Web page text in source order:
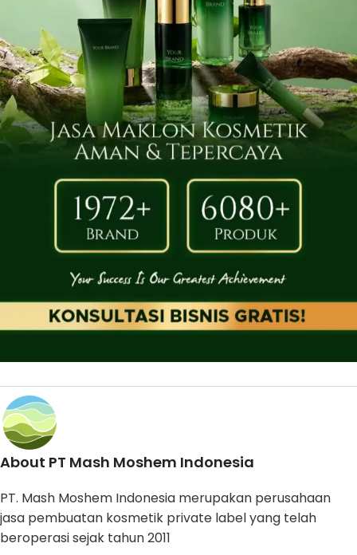
About PT Mash Moshem Indonesia
PT. Mash Moshem Indonesia merupakan perusahaan
jasa pembuatan kosmetik private label yang telah
beroperasi sejak tahun 2011